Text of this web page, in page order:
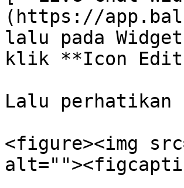
(https://
lalu pada
klik **Icon
Lalu perhatikan
<figure><img